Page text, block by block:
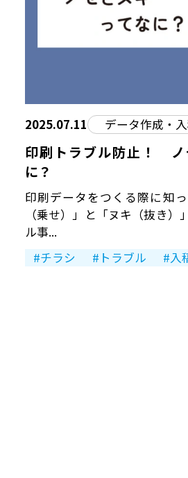
お問い合わせ
情報セキュリティ基本方針
Japan Color認証について
ご利用規約
2025.07.11 データ作成・
印刷トラブル防止！ ノ
に？
印刷データをつくる際に知
（乗せ）」と「ヌキ（抜き）
ル事...
チラシ
トラブル 入